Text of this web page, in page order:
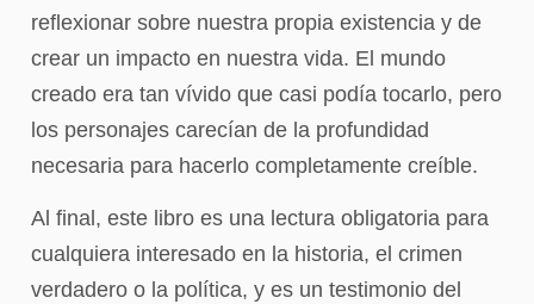
reflexionar sobre nuestra propia existencia y de
crear un impacto en nuestra vida. El mundo
creado era tan vívido que casi podía tocarlo, pero
los personajes carecían de la profundidad
necesaria para hacerlo completamente creíble.
Al final, este libro es una lectura obligatoria para
cualquiera interesado en la historia, el crimen
verdadero o la política, y es un testimonio del